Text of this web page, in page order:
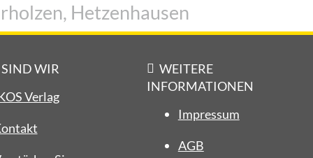
Hetzenhausen
WIR
Verlag
WEITERE
INFORMATIONEN
Impressum
AGB